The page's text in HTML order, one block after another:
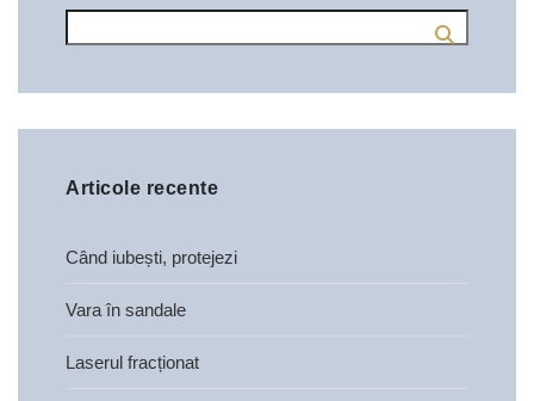
Articole recente
Când iubești, protejezi
Vara în sandale
Laserul fracționat